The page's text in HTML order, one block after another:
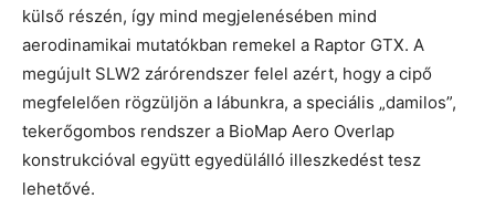
külső részén, így mind megjelenésében mind
aerodinamikai mutatókban remekel a Raptor GTX. A
megújult SLW2 zárórendszer felel azért, hogy a cipő
megfelelően rögzüljön a lábunkra, a speciális „damilos”,
tekerőgombos rendszer a BioMap Aero Overlap
konstrukcióval együtt egyedülálló illeszkedést tesz
lehetővé.